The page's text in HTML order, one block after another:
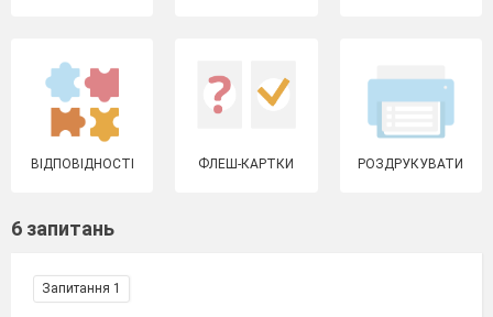
ВІДПОВІДНОСТІ ФЛЕШ-КАРТКИ РОЗДРУКУВАТИ
6 запитань
Запитання 1